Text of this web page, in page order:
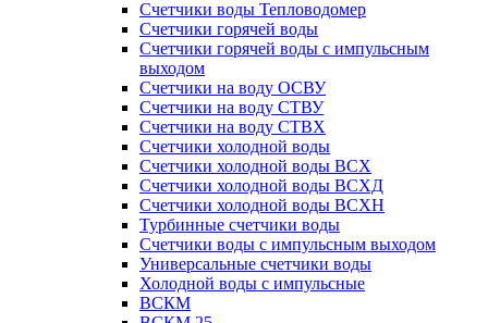
Счетчики воды Тепловодомер
Счетчики горячей воды
Счетчики горячей воды с импульсным
выходом
Счетчики на воду ОСВУ
Счетчики на воду СТВУ
Счетчики на воду СТВХ
Счетчики холодной воды
Счетчики холодной воды ВСХ
Счетчики холодной воды ВСХД
Счетчики холодной воды ВСХН
Турбинные счетчики воды
Счетчики воды с импульсным выходом
Универсальные счетчики воды
Холодной воды с импульсные
ВСКМ